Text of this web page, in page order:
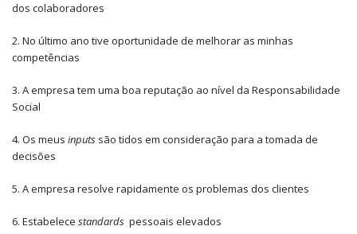
dos colaboradores
2. No último ano tive oportunidade de melhorar as minhas
competências
3. A empresa tem uma boa reputação ao nível da Responsabilidade
Social
4. Os meus inputs são tidos em consideração para a tomada de
decisões
5. A empresa resolve rapidamente os problemas dos clientes
6. Estabelece standards pessoais elevados